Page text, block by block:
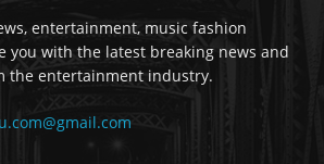
entertainment, music fashion
you with the latest breaking news and
the entertainment industry.